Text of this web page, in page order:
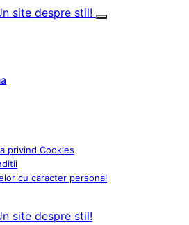
privind Cookies
cu caracter personal